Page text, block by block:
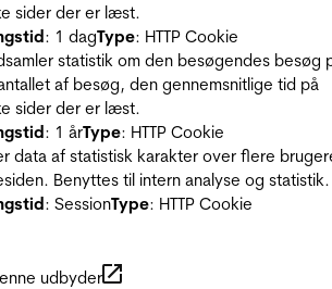
sider der er læst.
: 1 dagType: HTTP Cookie
statistik om den besøgendes besøg
af besøg, den gennemsnitlige tid på
sider der er læst.
: 1 årType: HTTP Cookie
data af statistisk karakter over flere
Benyttes til intern analyse og statistik.
: SessionType: HTTP Cookie
udbyder